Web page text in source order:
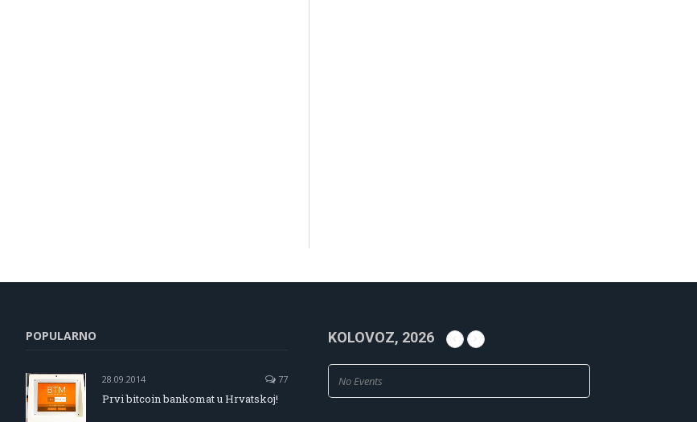
POPULARNO
28.09.2014 77
Prvi bitcoin bankomat u Hrvatskoj!
KOLOVOZ, 2026
No Events